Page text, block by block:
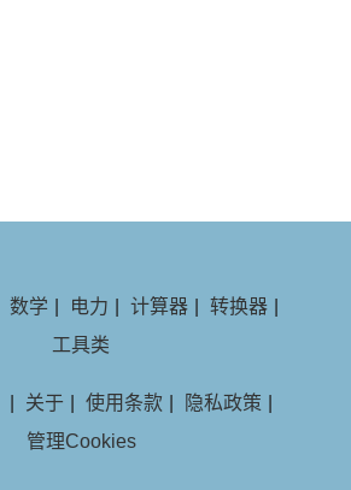
数学 电力 计算器 转换器
工具类
关于 使用条款 隐私政策
管理Cookies